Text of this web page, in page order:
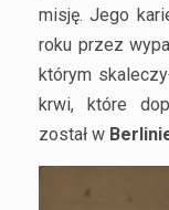
misję. Jego
roku przez
którym
krwi, które
został w